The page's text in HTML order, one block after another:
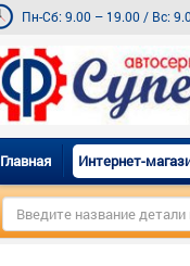
Пн-Сб: 9.00 – 19.00 / Вс:
Главная Интернет-